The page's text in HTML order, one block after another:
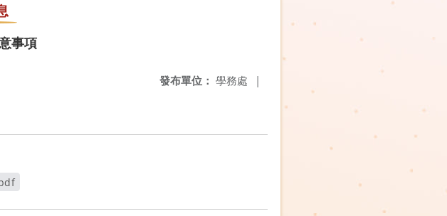
事項
發布單位： 學務處 |